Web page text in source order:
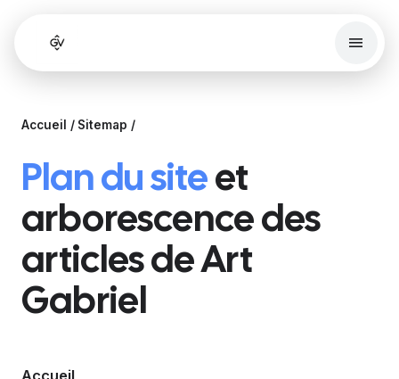
Menu
Accueil Sitemap
Plan du siteet
arborescence des
articles de Art
Gabriel
Accueil